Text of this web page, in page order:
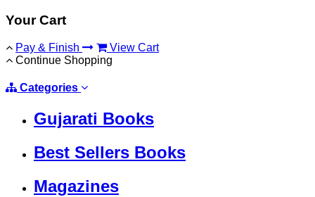
Your Cart
Pay & Finish
View Cart
Continue Shopping
Categories
Gujarati Books
Best Sellers Books
Magazines